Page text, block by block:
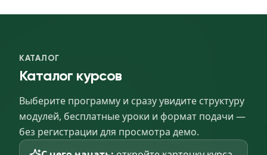
КАТАЛОГ
Каталог курсов
Выберите программу и сразу увидите структуру
модулей, бесплатные уроки и формат подачи —
без регистрации для просмотра демо.